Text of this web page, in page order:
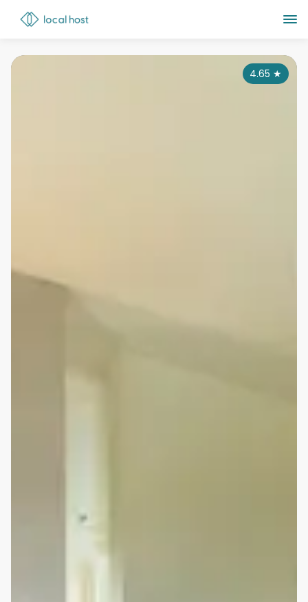
4.65 ★